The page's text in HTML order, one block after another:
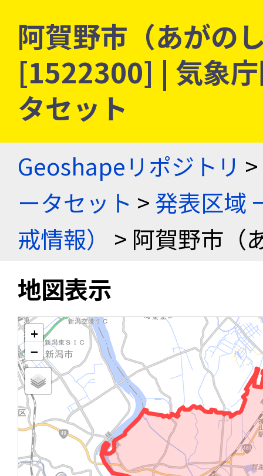
阿賀野市（あがの
[1522300] | 気象
タセット
Geoshapeリポジトリ >
ータセット >発表区域
戒情報）
> 阿賀野市（
地図表示
+
−